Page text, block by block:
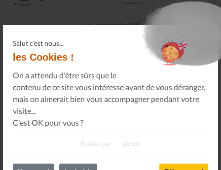
Salut c'est nous...
les Cookies !
On a attendu d'être sûrs que le
contenu de ce site vous intéresse avant de vous déranger,
mais on aimerait bien vous accompagner pendant votre
visite...
C'est OK pour vous ?
Réalisé par gizboo
Le Journal n°45